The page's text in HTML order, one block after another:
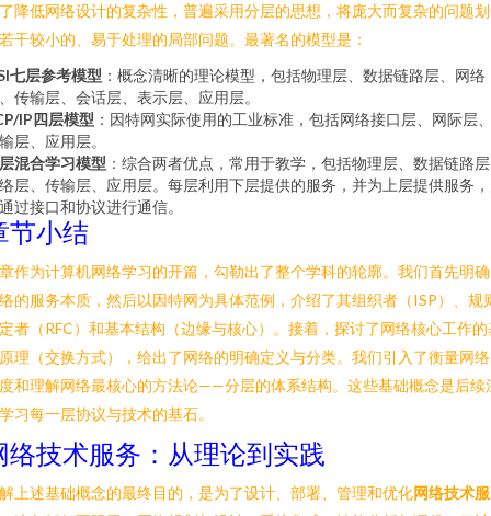
降低网络设计的复杂性，普遍采用分层的思想，将庞大而复杂的问题
干较小的、易于处理的局部问题。最著名的模型是：
七层参考模型 ：概念清晰的理论模型，包括物理层、数据链路层、网络
传输层、会话层、表示层、应用层。
IP四层模型 ：因特网实际使用的工业标准，包括网络接口层、网际层
层、应用层。
混合学习模型 ：综合两者优点，常用于教学，包括物理层、数据链路
层、传输层、应用层。每层利用下层提供的服务，并为上层提供服务
过接口和协议进行通信。
节小结
作为计算机网络学习的开篇，勾勒出了整个学科的轮廓。我们首先明
的服务本质，然后以因特网为具体范例，介绍了其组织者（ISP）、规
者（RFC）和基本结构（边缘与核心）。接着，探讨了网络核心工作的
理（交换方式），给出了网络的明确定义与分类。我们引入了衡量网
和理解网络最核心的方法论——分层的体系结构。这些基础概念是后续
习每一层协议与技术的基石。
络技术服务：从理论到实践
上述基础概念的最终目的，是为了设计、部署、管理和优化网络技术服